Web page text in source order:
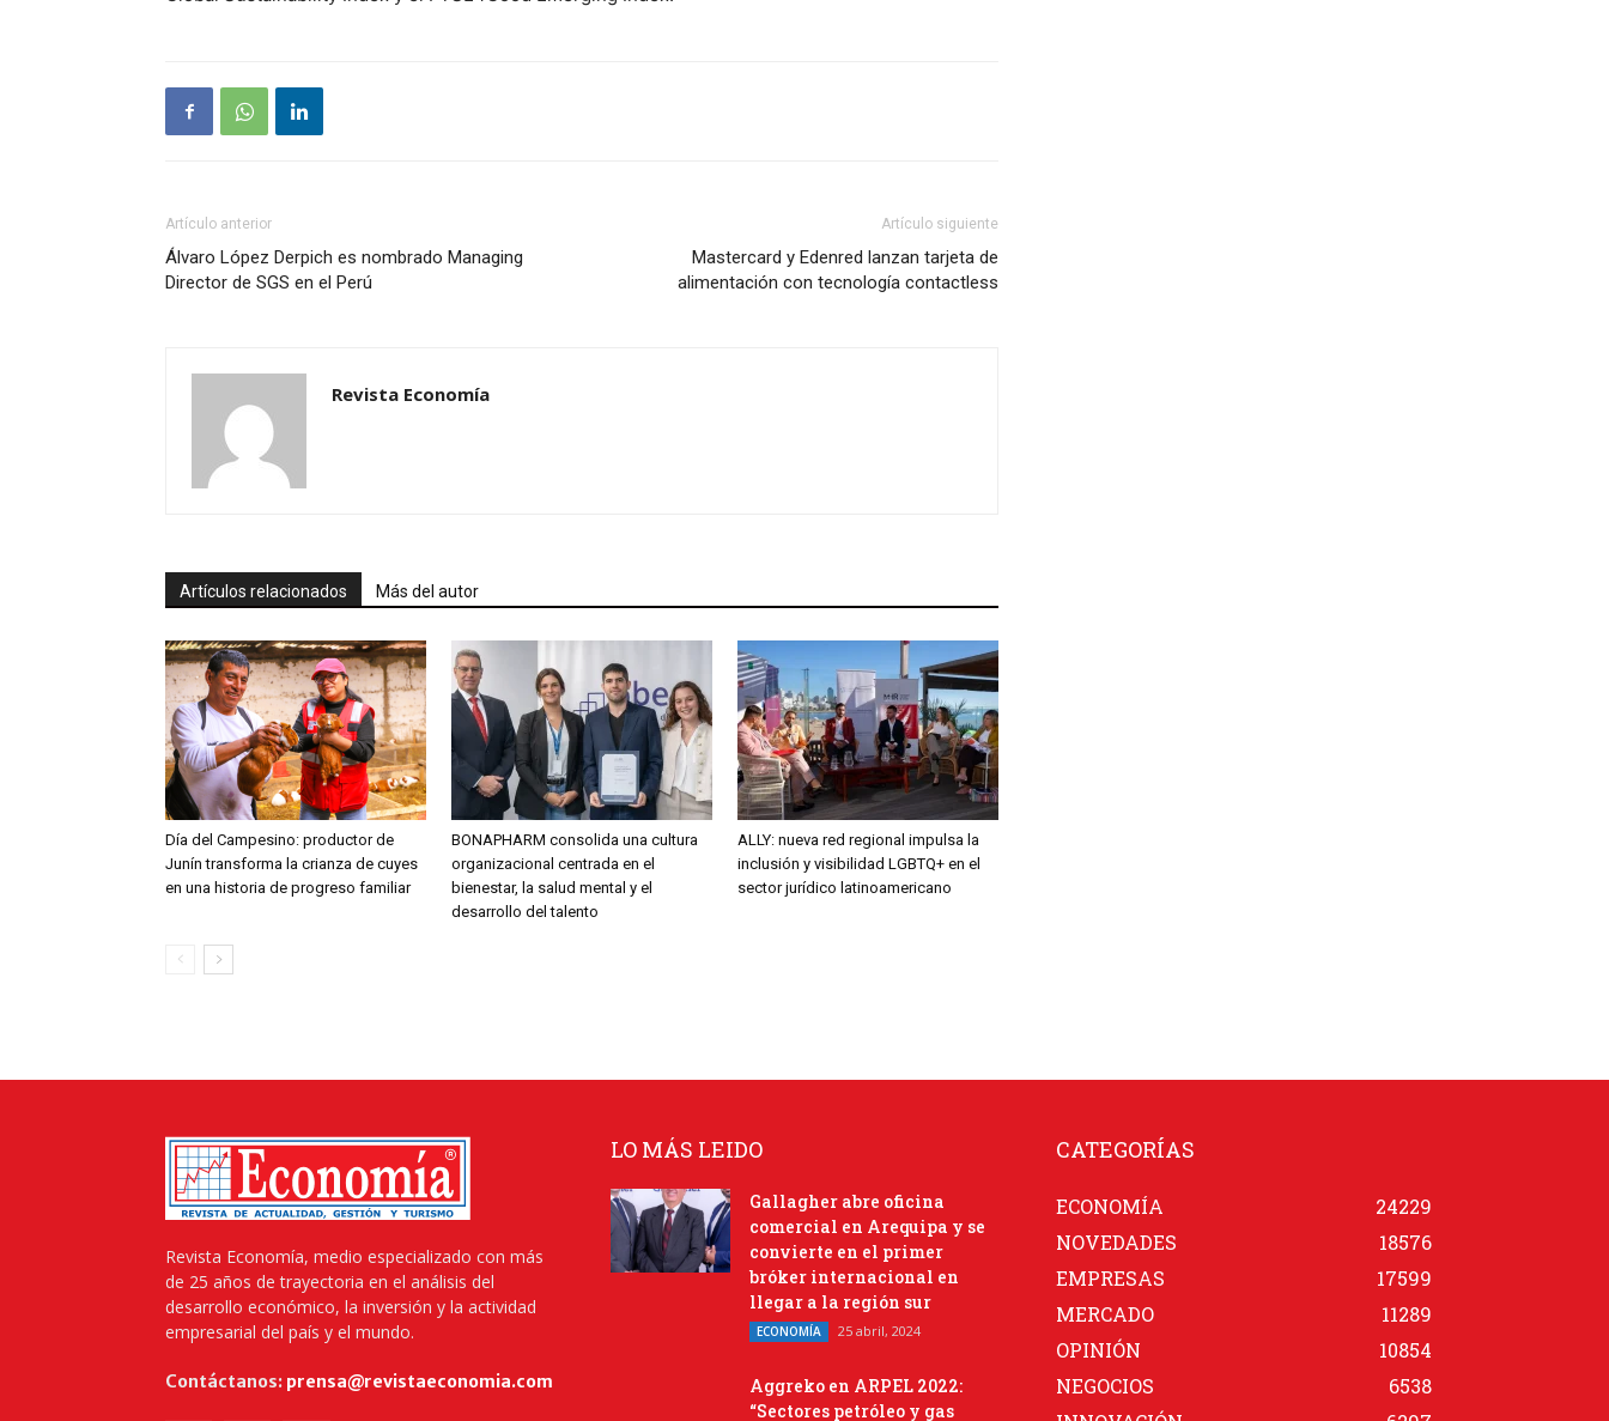
Artículo anterior
Álvaro López Derpich es nombrado Managing
Director de SGS en el Perú
Artículo siguiente
Mastercard y Edenred lanzan tarjeta de
alimentación con tecnología contactless
Revista Economía
Artículos relacionados Más del autor
Día del Campesino: productor de
Junín transforma la crianza de cuyes
en una historia de progreso familiar
BONAPHARM consolida una cultura
organizacional centrada en el
bienestar, la salud mental y el
desarrollo del talento
ALLY: nueva red regional impulsa la
inclusión y visibilidad LGBTQ+ en el
sector jurídico latinoamericano
Revista Economía, medio especializado con más
de 25 años de trayectoria en el análisis del
desarrollo económico, la inversión y la actividad
empresarial del país y el mundo.
Contáctanos: prensa@revistaeconomia.com
LO MÁS LEIDO
Gallagher abre oficina
comercial en Arequipa y se
convierte en el primer
bróker internacional en
llegar a la región sur
ECONOMÍA 25 abril, 2024
Aggreko en ARPEL 2022:
“Sectores petróleo y gas
CATEGORÍAS
ECONOMÍA
24229
NOVEDADES
18576
EMPRESAS
17599
MERCADO
11289
OPINIÓN
10854
NEGOCIOS
6538